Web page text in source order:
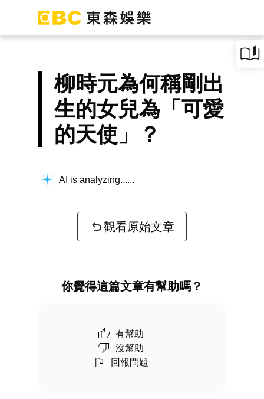
柳時元為何稱剛出
生的女兒為「可愛
的天使」？
AI is analyzing...
觀看原始文章
你覺得這篇文章有幫助嗎？
有幫助
沒幫助
回報問題